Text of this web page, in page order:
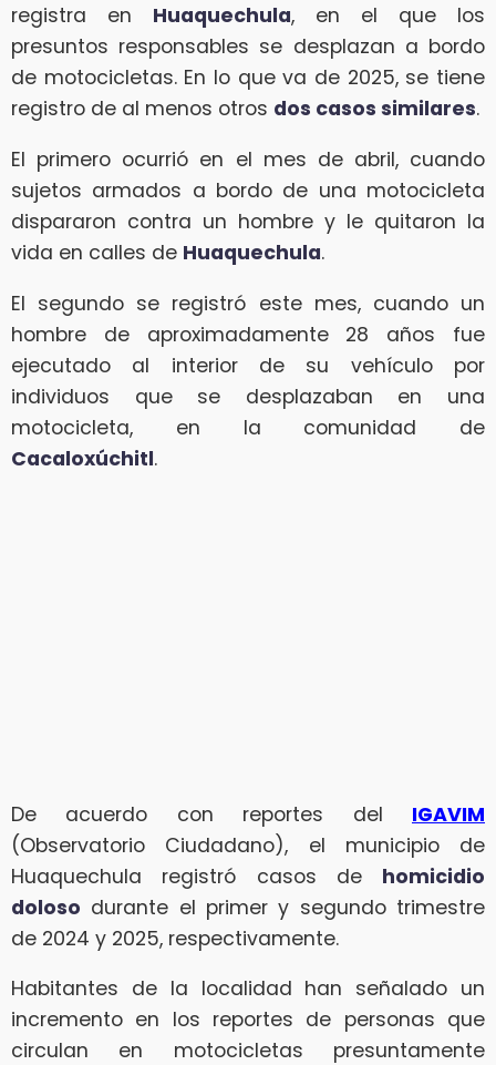
registra en Huaquechula, en el que los
presuntos responsables se desplazan a bordo
de motocicletas. En lo que va de 2025, se tiene
registro de al menos otros dos casos similares.
El primero ocurrió en el mes de abril, cuando
sujetos armados a bordo de una motocicleta
dispararon contra un hombre y le quitaron la
vida en calles de Huaquechula.
El segundo se registró este mes, cuando un
hombre de aproximadamente 28 años fue
ejecutado al interior de su vehículo por
individuos que se desplazaban en una
motocicleta, en la comunidad de
Cacaloxúchitl.
De acuerdo con reportes del IGAVIM
(Observatorio Ciudadano), el municipio de
Huaquechula registró casos de homicidio
doloso durante el primer y segundo trimestre
de 2024 y 2025, respectivamente.
Habitantes de la localidad han señalado un
incremento en los reportes de personas que
circulan en motocicletas presuntamente